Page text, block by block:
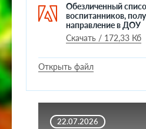
Обезличенный
воспитанников,
направление в ДОУ
Скачать / 172,33 Кб
Открыть файл
22.07.2026